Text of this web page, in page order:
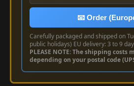
📧 Order
Carefully packaged and shipped on
public holidays) EU delivery: 3 to 9
PLEASE NOTE: The shipping costs
depending on your postal code